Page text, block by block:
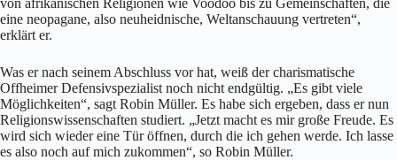
von afrikanischen Religionen wie Voodoo bis zu Gemeinschaften, die
eine neopagane, also neuheidnische, Weltanschauung vertreten“,
erklärt er.
Was er nach seinem Abschluss vor hat, weiß der charismatische
Offheimer Defensivspezialist noch nicht endgültig. „Es gibt viele
Möglichkeiten“, sagt Robin Müller. Es habe sich ergeben, dass er nun
Religionswissenschaften studiert. „Jetzt macht es mir große Freude. Es
wird sich wieder eine Tür öffnen, durch die ich gehen werde. Ich lasse
es also noch auf mich zukommen“, so Robin Müller.